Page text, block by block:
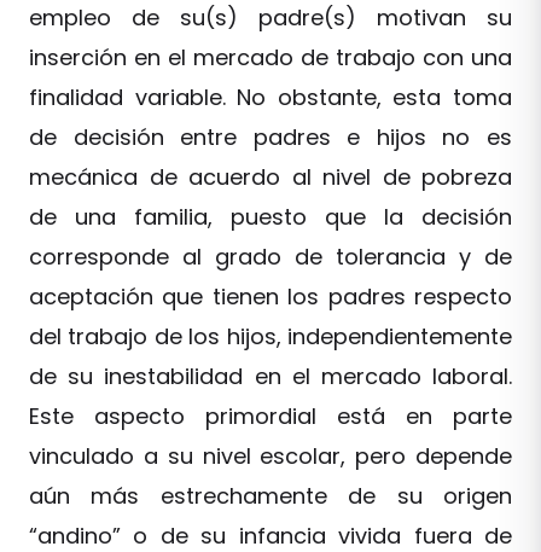
empleo de su(s) padre(s) motivan su
inserción en el mercado de trabajo con una
finalidad variable. No obstante, esta toma
de decisión entre padres e hijos no es
mecánica de acuerdo al nivel de pobreza
de una familia, puesto que la decisión
corresponde al grado de tolerancia y de
aceptación que tienen los padres respecto
del trabajo de los hijos, independientemente
de su inestabilidad en el mercado laboral.
Este aspecto primordial está en parte
vinculado a su nivel escolar, pero depende
aún más estrechamente de su origen
“andino” o de su infancia vivida fuera de